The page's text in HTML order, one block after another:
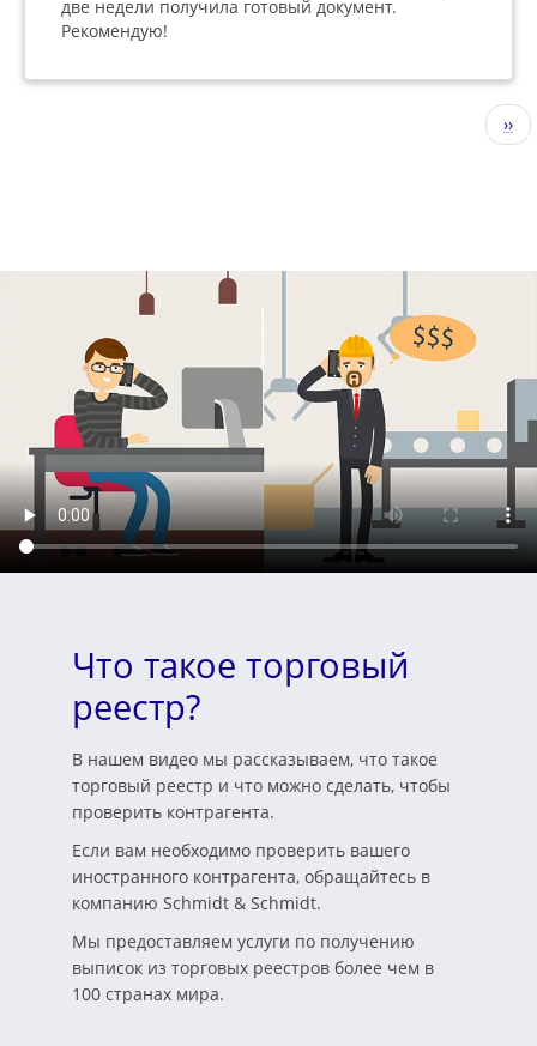
две недели получила готовый документ.
Рекомендую!
››
Что такое торговый
реестр?
В нашем видео мы рассказываем, что такое
торговый реестр и что можно сделать, чтобы
проверить контрагента.
Если вам необходимо проверить вашего
иностранного контрагента, обращайтесь в
компанию Schmidt & Schmidt.
Мы предоставляем услуги по получению
выписок из торговых реестров более чем в
100 странах мира.